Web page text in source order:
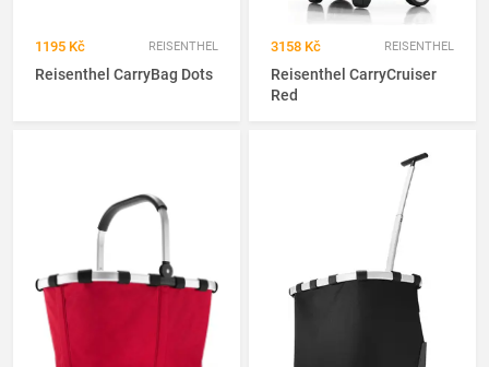
1195 Kč REISENTHEL
Reisenthel CarryBag Dots
3158 Kč REISENTHEL
Reisenthel CarryCruiser
Red